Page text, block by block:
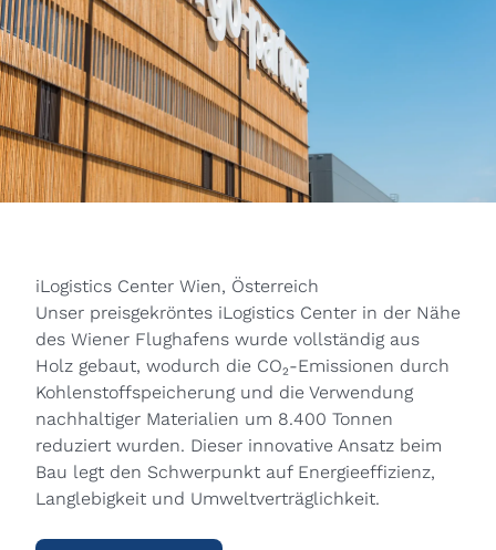
iLogistics Center Wien, Österreich
Unser preisgekröntes iLogistics Center in der Nähe
des Wiener Flughafens wurde vollständig aus
Holz gebaut, wodurch die CO₂-Emissionen durch
Kohlenstoffspeicherung und die Verwendung
nachhaltiger Materialien um 8.400 Tonnen
reduziert wurden. Dieser innovative Ansatz beim
Bau legt den Schwerpunkt auf Energieeffizienz,
Langlebigkeit und Umweltverträglichkeit.